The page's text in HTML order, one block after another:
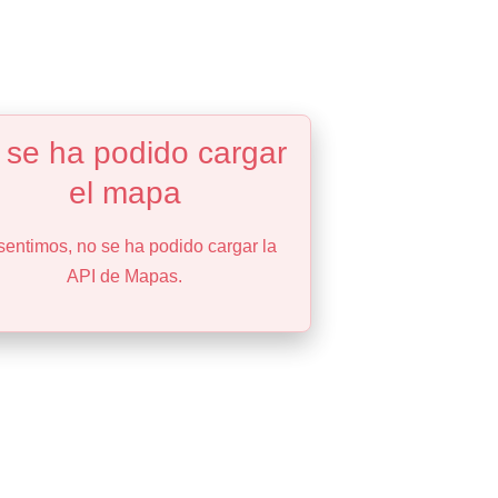
se ha podido cargar
el mapa
no se ha podido cargar la
API de Mapas.